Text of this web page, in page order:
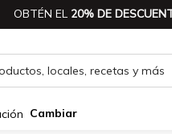
OBTÉN EL 20% DE
Cambiar